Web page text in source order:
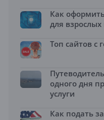
Как
для взрослых
Топ сайтов с
одного дня
услуги
Как подать